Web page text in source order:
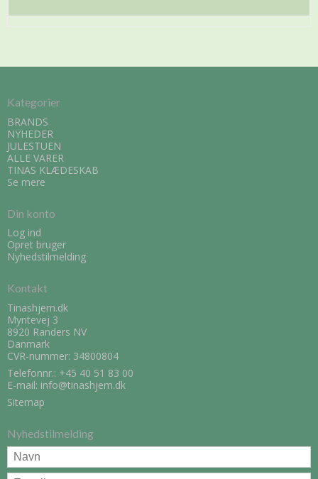
Kategorier
BRANDS
NYHEDER
JULESTUEN
ALLE VARER
TINAS KLÆDESKAB
Se mere
Din konto
Log ind
Opret bruger
Nyhedstilmelding
Kontakt
Tinashjem.dk
Myntevej 3
8920 Randers NV
Danmark
CVR-nummer: 34800804
Telefonnr.: +45 40 51 83 00
E-mail: info@tinashjem.dk
Sitemap
Nyhedstilmelding